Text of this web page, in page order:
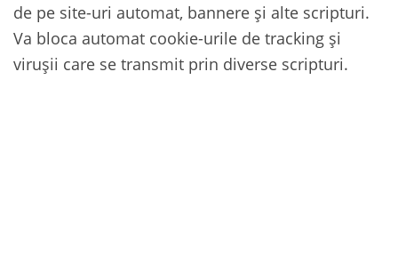
de pe site-uri automat, bannere și alte scripturi.
Va bloca automat cookie-urile de tracking și
virușii care se transmit prin diverse scripturi.